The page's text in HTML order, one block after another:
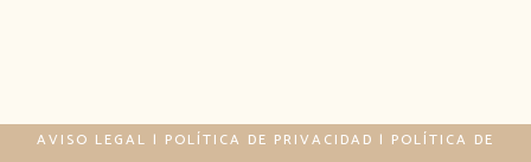
AVISO LEGAL | POLÍTICA DE PRIVACIDAD | POLÍTICA DE